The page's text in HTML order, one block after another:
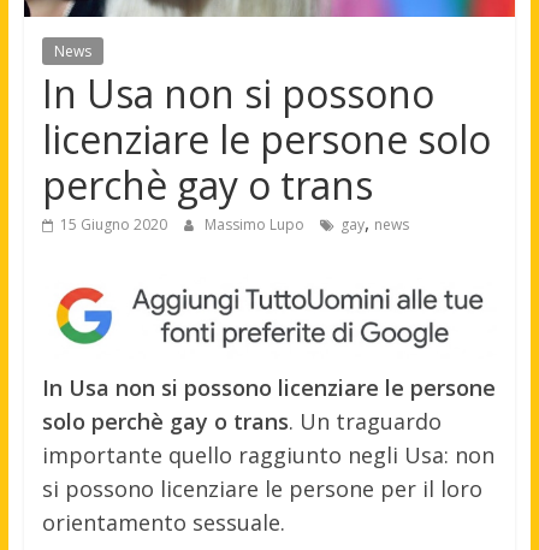
News
In Usa non si possono
licenziare le persone solo
perchè gay o trans
15 Giugno 2020 Massimo Lupo gay, news
In Usa non si possono licenziare le persone
solo perchè gay o trans. Un traguardo
importante quello raggiunto negli Usa: non
si possono licenziare le persone per il loro
orientamento sessuale.